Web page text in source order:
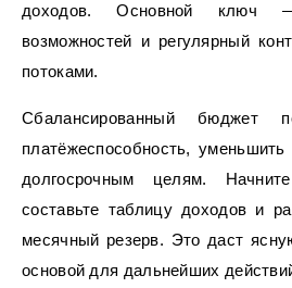
доходов. Основной ключ
возможностей и регулярный
потоками.
Сбалансированный бюджет
платёжеспособность,
долгосрочным целям.
составьте таблицу доходов и
месячный резерв. Это даст
основой для дальнейших